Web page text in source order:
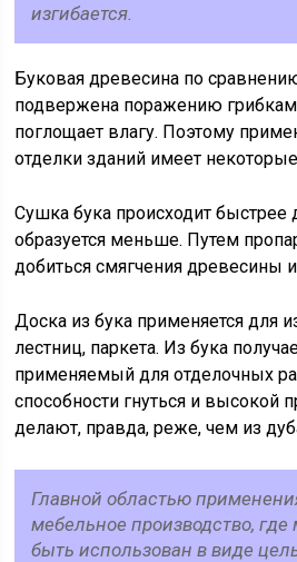
изгибается.
Буковая древесина по
подвержена поражению
поглощает влагу. Поэтому
отделки зданий имеет
Сушка бука происходит быстрее
образуется меньше. Путем
добиться смягчения древесины
Доска из бука применяется для
лестниц, паркета. Из бука
применяемый для отделочных
способности гнуться и высокой
делают, правда, реже, чем из
Главной областью
мебельное производство,
быть использован в виде